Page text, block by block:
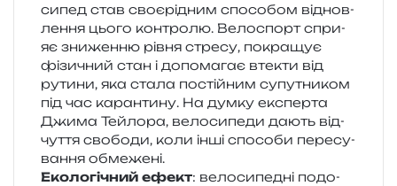
си­пед став своє­рі­дним спосо­бом від­нов­
ле­н­ня цього кон­тро­лю. Велоспорт спри­
яє зни­жен­ню рівня стре­су, покра­щує
фізи­чний стан і допо­ма­гає вте­кти від
рути­ни, яка стала постій­ним супу­тни­ком
під час каран­ти­ну. На думку екс­пер­та
Джима Тейлора, вело­си­пе­ди дають від­
чу­т­тя сво­бо­ди, коли інші спосо­би пере­су­
ва­н­ня обмежені.
Екологічний ефект: вело­си­пе­дні подо­